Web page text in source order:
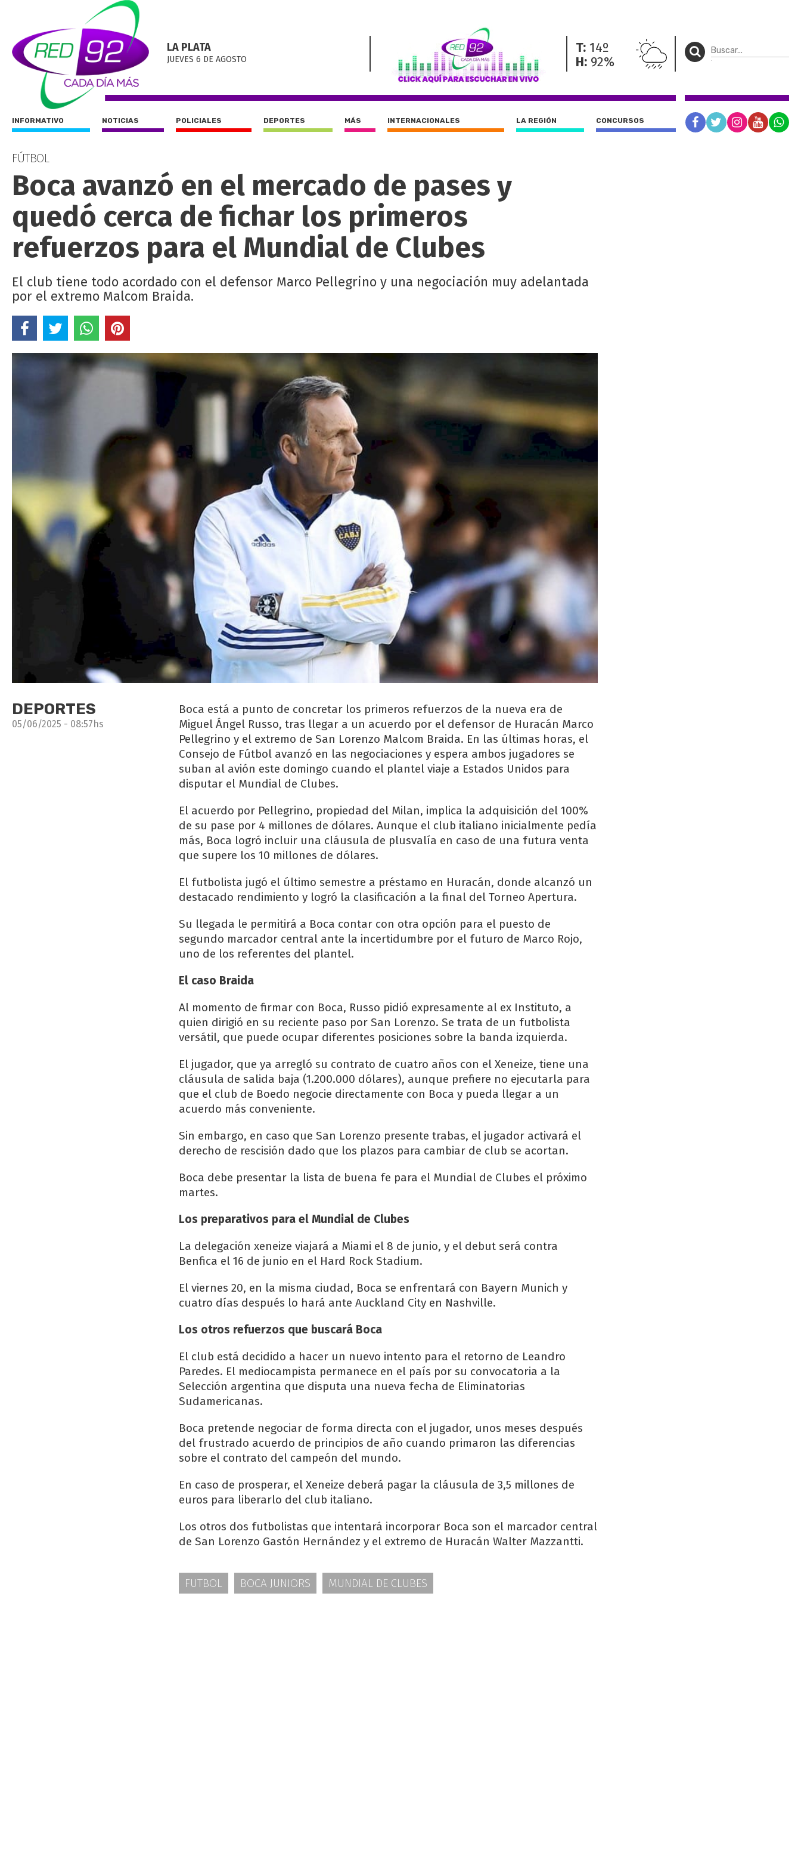
LA PLATA
JUEVES 6 DE AGOSTO
T: 14º
H: 92%
INFORMATIVO NOTICIAS POLICIALES DEPORTES MÁS INTERNACIONALES LA REGIÓN CONCURSOS
FÚTBOL
Boca avanzó en el mercado de pases y
quedó cerca de fichar los primeros
refuerzos para el Mundial de Clubes
El club tiene todo acordado con el defensor Marco Pellegrino y una negociación muy adelantada
por el extremo Malcom Braida.
DEPORTES
05/06/2025 - 08:57hs
Boca está a punto de concretar los primeros refuerzos de la nueva era de
Miguel Ángel Russo, tras llegar a un acuerdo por el defensor de Huracán Marco
Pellegrino y el extremo de San Lorenzo Malcom Braida. En las últimas horas, el
Consejo de Fútbol avanzó en las negociaciones y espera ambos jugadores se
suban al avión este domingo cuando el plantel viaje a Estados Unidos para
disputar el Mundial de Clubes.
El acuerdo por Pellegrino, propiedad del Milan, implica la adquisición del 100%
de su pase por 4 millones de dólares. Aunque el club italiano inicialmente pedía
más, Boca logró incluir una cláusula de plusvalía en caso de una futura venta
que supere los 10 millones de dólares.
El futbolista jugó el último semestre a préstamo en Huracán, donde alcanzó un
destacado rendimiento y logró la clasificación a la final del Torneo Apertura.
Su llegada le permitirá a Boca contar con otra opción para el puesto de
segundo marcador central ante la incertidumbre por el futuro de Marco Rojo,
uno de los referentes del plantel.
El caso Braida
Al momento de firmar con Boca, Russo pidió expresamente al ex Instituto, a
quien dirigió en su reciente paso por San Lorenzo. Se trata de un futbolista
versátil, que puede ocupar diferentes posiciones sobre la banda izquierda.
El jugador, que ya arregló su contrato de cuatro años con el Xeneize, tiene una
cláusula de salida baja (1.200.000 dólares), aunque prefiere no ejecutarla para
que el club de Boedo negocie directamente con Boca y pueda llegar a un
acuerdo más conveniente.
Sin embargo, en caso que San Lorenzo presente trabas, el jugador activará el
derecho de rescisión dado que los plazos para cambiar de club se acortan.
Boca debe presentar la lista de buena fe para el Mundial de Clubes el próximo
martes.
Los preparativos para el Mundial de Clubes
La delegación xeneize viajará a Miami el 8 de junio, y el debut será contra
Benfica el 16 de junio en el Hard Rock Stadium.
El viernes 20, en la misma ciudad, Boca se enfrentará con Bayern Munich y
cuatro días después lo hará ante Auckland City en Nashville.
Los otros refuerzos que buscará Boca
El club está decidido a hacer un nuevo intento para el retorno de Leandro
Paredes. El mediocampista permanece en el país por su convocatoria a la
Selección argentina que disputa una nueva fecha de Eliminatorias
Sudamericanas.
Boca pretende negociar de forma directa con el jugador, unos meses después
del frustrado acuerdo de principios de año cuando primaron las diferencias
sobre el contrato del campeón del mundo.
En caso de prosperar, el Xeneize deberá pagar la cláusula de 3,5 millones de
euros para liberarlo del club italiano.
Los otros dos futbolistas que intentará incorporar Boca son el marcador central
de San Lorenzo Gastón Hernández y el extremo de Huracán Walter Mazzantti.
FUTBOL BOCA JUNIORS MUNDIAL DE CLUBES